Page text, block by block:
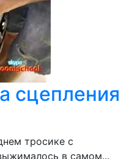
сцепления
тросике с
в самом...